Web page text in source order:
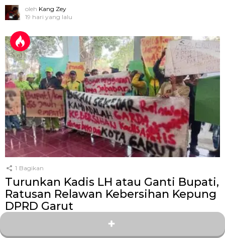
oleh Kang Zey
19 hari yang lalu
1 Bagikan
Turunkan Kadis LH atau Ganti Bupati,
Ratusan Relawan Kebersihan Kepung
DPRD Garut